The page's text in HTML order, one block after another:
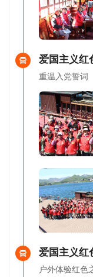
爱国主义红
重温入党誓词
爱国主义红
户外体验红色